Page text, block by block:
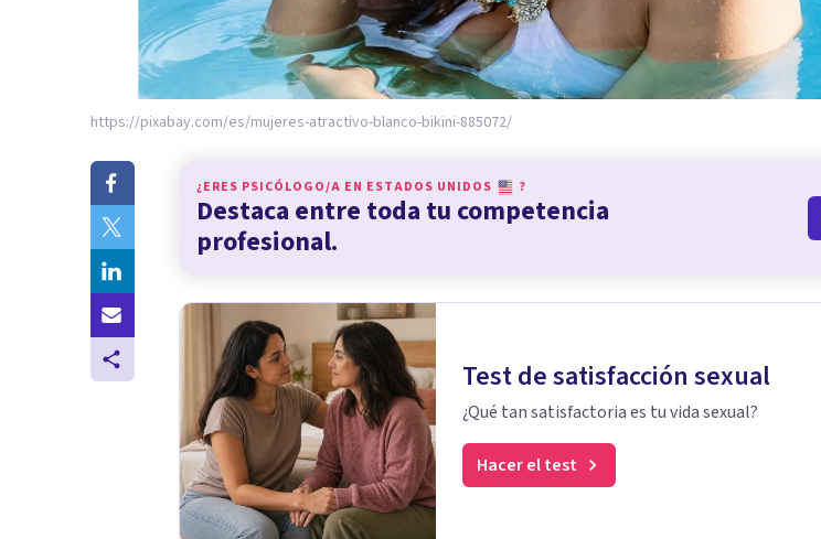
https://pixabay.com/es/mujeres-atractivo-blanco-bikini-885072/
¿ERES PSICÓLOGO/A EN ESTADOS UNIDOS ?
Destaca entre toda tu competencia
profesional.
Test de satisfacción sexual
¿Qué tan satisfactoria es tu vida sexual?
Hacer el test